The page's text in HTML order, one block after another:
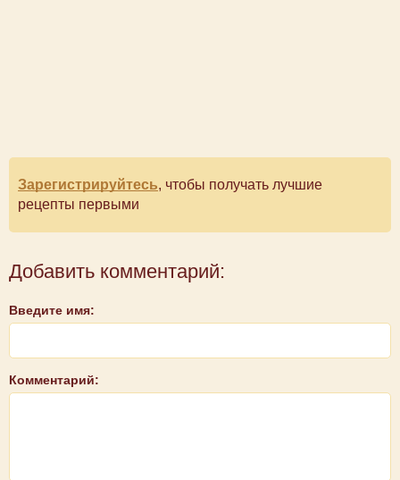
Зарегистрируйтесь, чтобы получать лучшие
рецепты первыми
Добавить комментарий:
Введите имя:
Комментарий: